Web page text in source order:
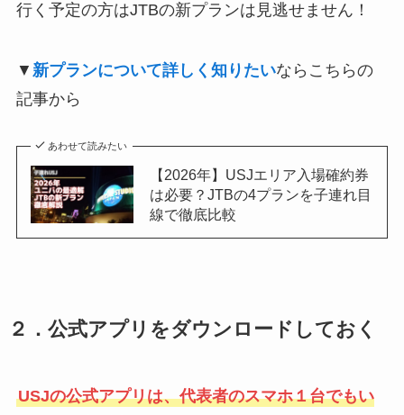
行く予定の方はJTBの新プランは見逃せません！
▼ 新プランについて詳しく知りたいならこちらの
記事から
あわせて読みたい
【2026年】USJエリア入場確約券
は必要？JTBの4プランを子連れ目
線で徹底比較
２．公式アプリをダウンロードしておく
USJの公式アプリは、代表者のスマホ１台でもい